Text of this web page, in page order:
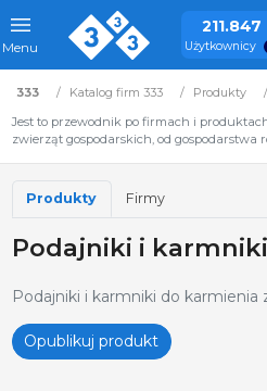
Menu
211.847
Użytkownicy
333 Katalog firm 333 Produkty
Jest to przewodnik po firmach i
zwierząt gospodarskich, od gospodarstwa
Produkty Firmy
Podajniki i karmniki
Podajniki i karmniki do karmienia
Opublikuj produkt